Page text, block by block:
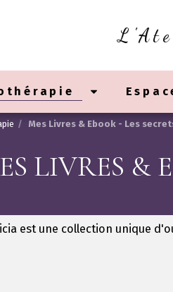
Mes Livres & Ebook - Les
LIVRES &
est une collection unique